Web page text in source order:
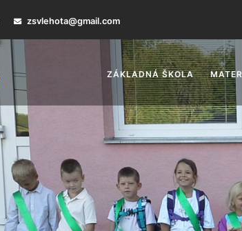
zsvlehota@gmail.com
ZÁKLADNÁ ŠKOLA